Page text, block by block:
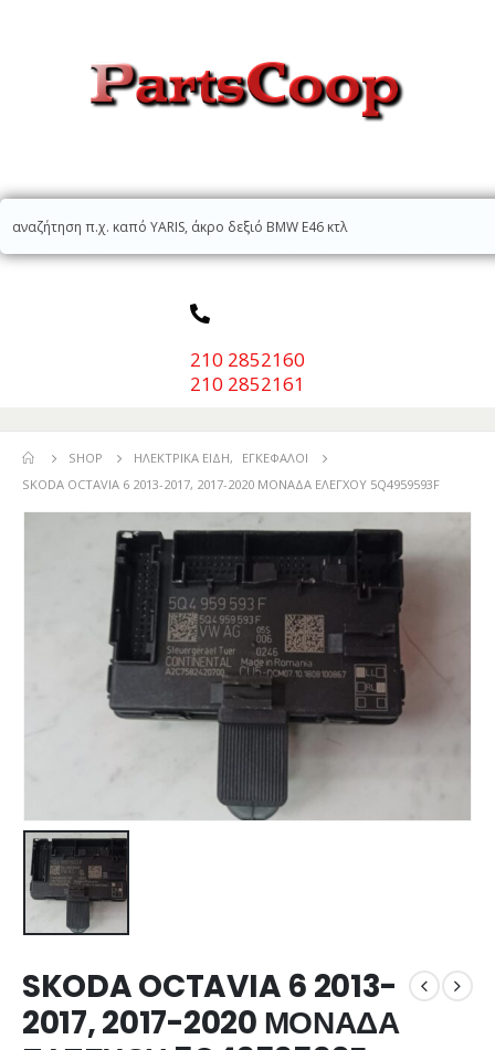
210 2852160
210 2852161
SHOP ΗΛΕΚΤΡΙΚΆ ΕΊΔΗ,
ΕΓΚΈΦΑΛΟΙ
SKODA OCTAVIA 6 2013-2017, 2017-2020 ΜΟΝΑΔΑ ΕΛΕΓΧΟΥ 5Q4959593F
SKODA OCTAVIA 6 2013-
2017, 2017-2020 ΜΟΝΑΔΑ